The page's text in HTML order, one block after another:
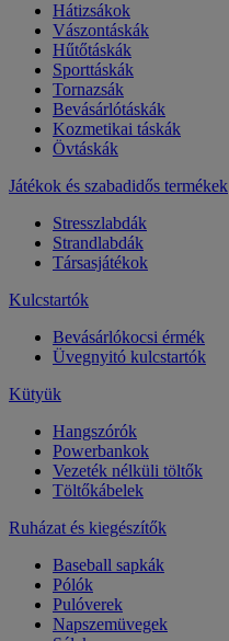
Hátizsákok
Vászontáskák
Hűtőtáskák
Sporttáskák
Tornazsák
Bevásárlótáskák
Kozmetikai táskák
Övtáskák
Játékok és szabadidős termékek
Stresszlabdák
Strandlabdák
Társasjátékok
Kulcstartók
Bevásárlókocsi érmék
Üvegnyitó kulcstartók
Kütyük
Hangszórók
Powerbankok
Vezeték nélküli töltők
Töltőkábelek
Ruházat és kiegészítők
Baseball sapkák
Pólók
Pulóverek
Napszemüvegek